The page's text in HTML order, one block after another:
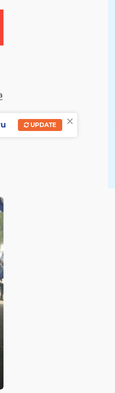
×
UPDATE